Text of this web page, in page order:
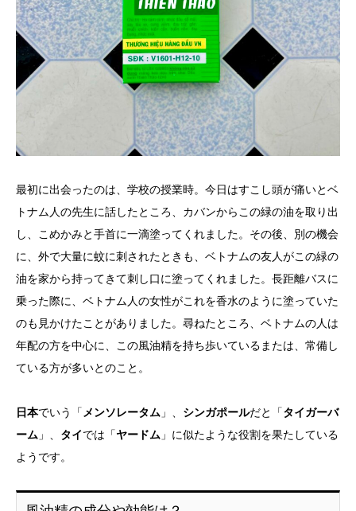
最初に出会ったのは、学校の授業時。今日はすこし頭が痛いとベ
トナム人の先生に話したところ、カバンからこの緑の油を取り出
し、こめかみと手首に一滴塗ってくれました。その後、別の機会
に、外で大量に蚊に刺されたときも、ベトナムの友人がこの緑の
油を家から持ってきて刺し口に塗ってくれました。長距離バスに
乗った際に、ベトナム人の女性がこれを香水のように塗っていた
のも見かけたことがありました。尋ねたところ、ベトナムの人は
年配の方を中心に、この風油精を持ち歩いているまたは、常備し
ている方が多いとのこと。
日本でいう「メンソレータム 」、 シンガポールだと「タイガーバ
ーム 」、 タイでは「ヤードム 」に似たような役割を果たしている
ようです。